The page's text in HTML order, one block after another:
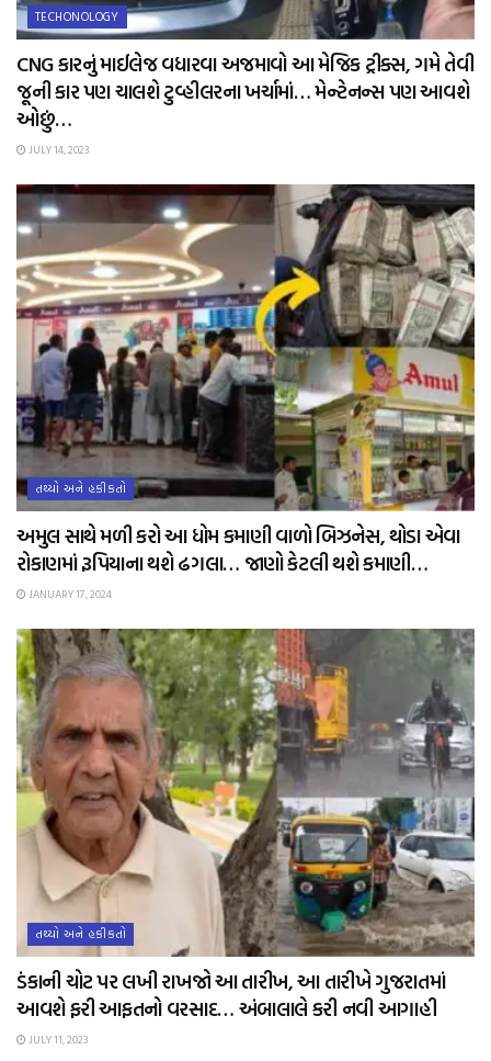
TECHONOLOGY
CNG કારનું માઈલેજ વધારવા અજમાવો આ મેજિક ટ્રીક્સ, ગમે તેવી
જૂની કાર પણ ચાલશે ટુવ્હીલરના ખર્ચામાં… મેન્ટેનન્સ પણ આવશે
ઓછું…
JULY 14, 2023
તથ્યો અને હકીકતો
અમુલ સાથે મળી કરો આ ધોમ કમાણી વાળો બિઝનેસ, થોડા એવા
રોકાણમાં રૂપિયાના થશે ઢગલા… જાણો કેટલી થશે કમાણી…
JANUARY 17, 2024
તથ્યો અને હકીકતો
ડંકાની ચોટ પર લખી રાખજો આ તારીખ, આ તારીખે ગુજરાતમાં
આવશે ફરી આફતનો વરસાદ… અંબાલાલે કરી નવી આગાહી
JULY 11, 2023